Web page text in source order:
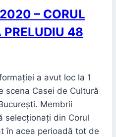
– CORUL
PRELUDIU 48
a avut loc la 1
scena Casei de Cultură
Membrii
selecționați din Corul
în acea perioadă tot de